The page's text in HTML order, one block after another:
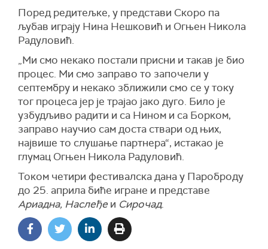
Поред редитељке, у представи Скоро па
љубав играју Нина Нешковић и Огњен Никола
Радуловић.
„Ми смо некако постали присни и такав је био
процес. Ми смо заправо то започели у
септембру и некако зближили смо се у току
тог процеса јер је трајао јако дуго. Било је
узбудљиво радити и са Нином и са Борком,
заправо научио сам доста ствари од њих,
највише то слушање партнера“, истакао је
глумац Огњен Никола Радуловић.
Током четири фестивалска дана у Пароброду
до 25. априла биће игране и представе
Ариадна, Наслеђеи Сирочад.